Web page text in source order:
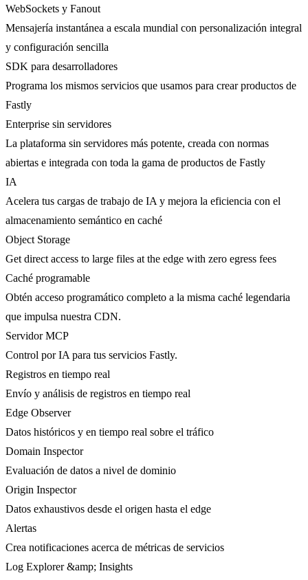
WebSockets y Fanout
Mensajería instantánea a escala mundial con personalización integral
y configuración sencilla
SDK para desarrolladores
Programa los mismos servicios que usamos para crear productos de
Fastly
Enterprise sin servidores
La plataforma sin servidores más potente, creada con normas
abiertas e integrada con toda la gama de productos de Fastly
IA
Acelera tus cargas de trabajo de IA y mejora la eficiencia con el
almacenamiento semántico en caché
Object Storage
Get direct access to large files at the edge with zero egress fees
Caché programable
Obtén acceso programático completo a la misma caché legendaria
que impulsa nuestra CDN.
Servidor MCP
Control por IA para tus servicios Fastly.
Registros en tiempo real
Envío y análisis de registros en tiempo real
Edge Observer
Datos históricos y en tiempo real sobre el tráfico
Domain Inspector
Evaluación de datos a nivel de dominio
Origin Inspector
Datos exhaustivos desde el origen hasta el edge
Alertas
Crea notificaciones acerca de métricas de servicios
Log Explorer &amp; Insights